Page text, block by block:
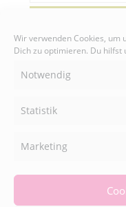
Wir verwenden Cookies, um
Dich zu optimieren. Du hilfst
Notwendig
Statistik
Marketing

 INSTAGRAM